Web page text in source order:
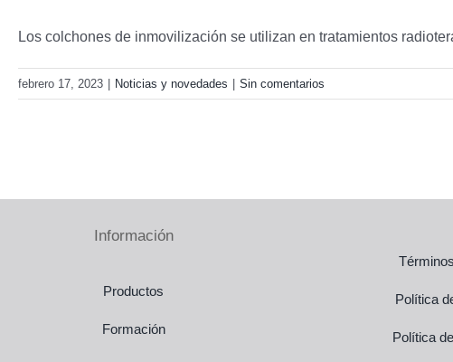
Los colchones de inmovilización se utilizan en tratamientos
febrero 17, 2023 | Noticias y novedades | Sin comentarios
Información
Productos
Formación
Política
Política